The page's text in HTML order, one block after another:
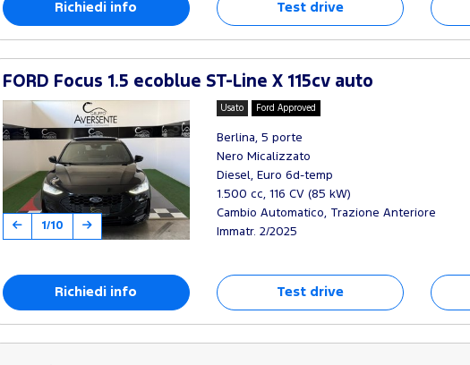
Richiedi info Test drive
FORD Focus 1.5 ecoblue ST-Line X 115cv auto
1/10
Usato Ford Approved
Berlina, 5 porte
Nero Micalizzato
Diesel, Euro 6d-temp
1.500 cc, 116 CV (85 kW)
Cambio Automatico, Trazione Anteriore
Immatr. 2/2025
Richiedi info Test drive